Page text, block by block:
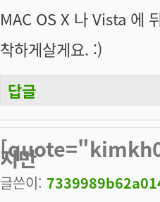
MAC OS X 나 Vista 에
착하게살게요. :)
답글
지만
글쓴이: